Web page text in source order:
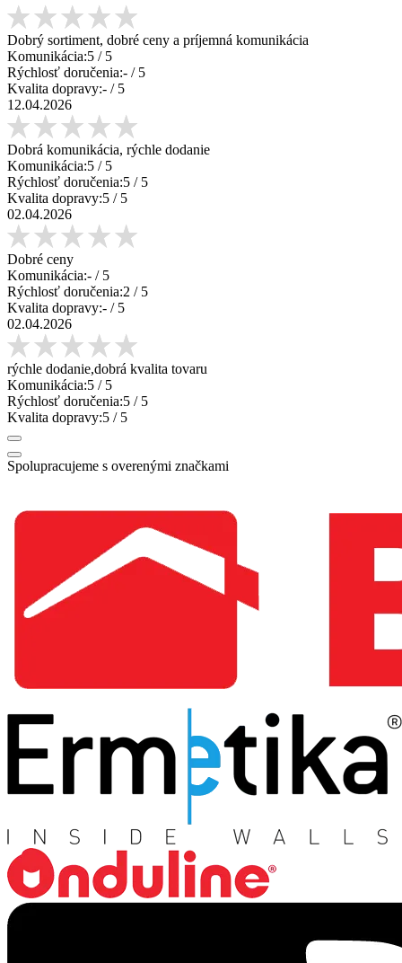
Dobrý sortiment, dobré ceny a príjemná komunikácia
Komunikácia:5 / 5
Rýchlosť doručenia:- / 5
Kvalita dopravy:- / 5
12.04.2026
Dobrá komunikácia, rýchle dodanie
Komunikácia:5 / 5
Rýchlosť doručenia:5 / 5
Kvalita dopravy:5 / 5
02.04.2026
Dobré ceny
Komunikácia:- / 5
Rýchlosť doručenia:2 / 5
Kvalita dopravy:- / 5
02.04.2026
rýchle dodanie,dobrá kvalita tovaru
Komunikácia:5 / 5
Rýchlosť doručenia:5 / 5
Kvalita dopravy:5 / 5
Spolupracujeme s overenými značkami